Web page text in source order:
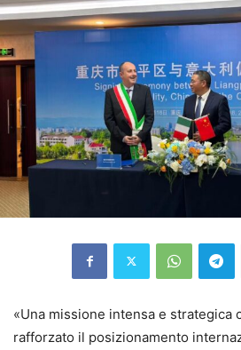
«Una missione intensa e strategica
rafforzato il posizionamento